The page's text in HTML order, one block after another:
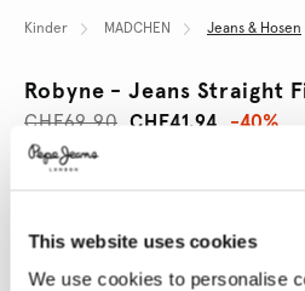
This website uses cookies
We use cookies to personalise
Kinder MADCHEN Jeans & Hosen
Robyne - Jeans Straight
CHF41.94
CHF69.90 -40%
Promotions
Variations
FARBEN: Denim
GRÖßE AUSWÄHLEN: